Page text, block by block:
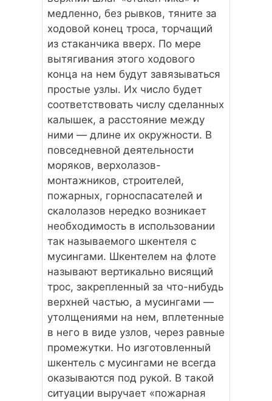
медленно, без рывков, тяните за
ходовой конец троса, торчащий
из стаканчика вверх. По мере
вытягивания этого ходового
конца на нем будут завязываться
простые узлы. Их число будет
соответствовать числу сделанных
калышек, а расстояние между
ними — длине их окружности. В
повседневной деятельности
моряков, верхолазов-
монтажников, строителей,
пожарных, горноспасателей и
скалолазов нередко возникает
необходимость в использовании
так называемого шкентеля с
мусингами. Шкентелем на флоте
называют вертикально висящий
трос, закрепленный за что-нибудь
верхней частью, а мусингами —
утолщениями на нем, вплетенные
в него в виде узлов, через равные
промежутки. Но изготовленный
шкентель с мусингами не всегда
оказываются под рукой. В такой
ситуации выручает «пожарная